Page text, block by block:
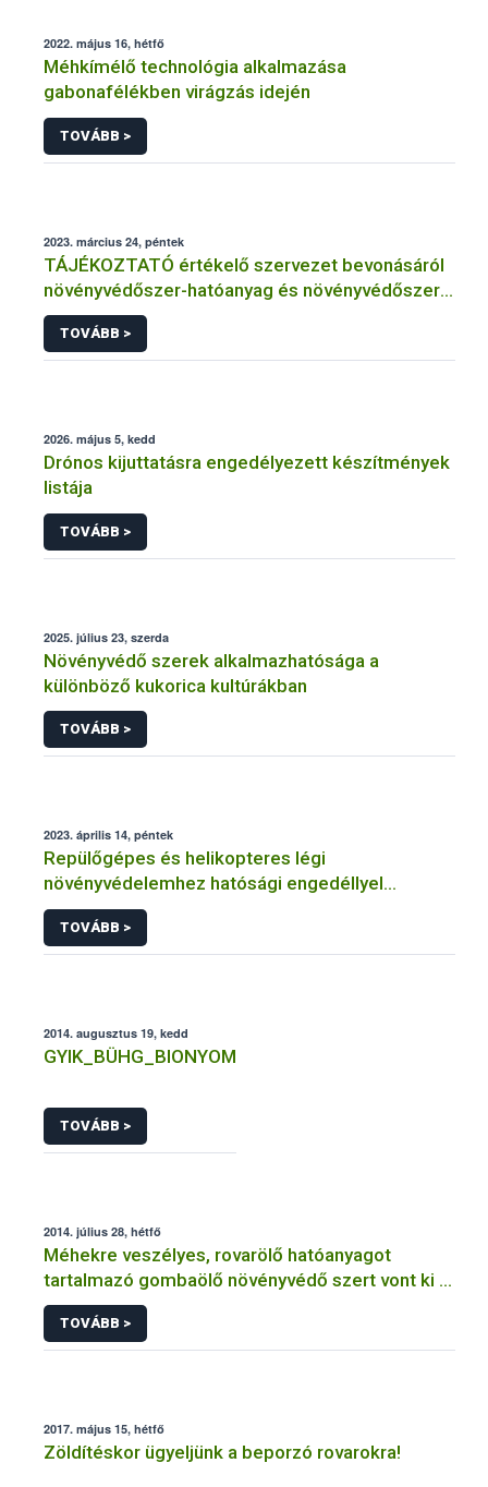
2022. május 16, hétfő
Méhkímélő technológia alkalmazása
gabonafélékben virágzás idején
TOVÁBB >
2023. március 24, péntek
TÁJÉKOZTATÓ értékelő szervezet bevonásáról
növényvédőszer-hatóanyag és növényvédőszer
engedélyezésére, továbbá a meglévő engedély
meghosszabbítására vagy módosítására irányuló
eljárásba
TOVÁBB >
2026. május 5, kedd
Drónos kijuttatásra engedélyezett készítmények
listája
TOVÁBB >
2025. július 23, szerda
Növényvédő szerek alkalmazhatósága a
különböző kukorica kultúrákban
TOVÁBB >
2023. április 14, péntek
Repülőgépes és helikopteres légi
növényvédelemhez hatósági engedéllyel
rendelkező szervezetek
TOVÁBB >
2014. augusztus 19, kedd
GYIK_BÜHG_BIONYOM
TOVÁBB >
2014. július 28, hétfő
Méhekre veszélyes, rovarölő hatóanyagot
tartalmazó gombaölő növényvédő szert vont ki a
forgalomból a NÉBIH
TOVÁBB >
2017. május 15, hétfő
Zöldítéskor ügyeljünk a beporzó rovarokra!